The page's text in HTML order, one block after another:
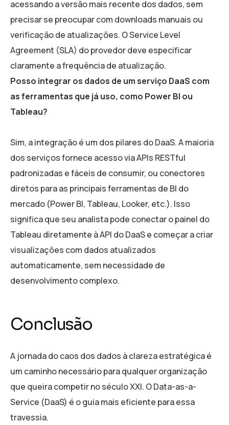
acessando a versão mais recente dos dados, sem
precisar se preocupar com downloads manuais ou
verificação de atualizações. O Service Level
Agreement (SLA) do provedor deve especificar
claramente a frequência de atualização.
Posso integrar os dados de um serviço DaaS com
as ferramentas que já uso, como Power BI ou
Tableau?
Sim, a integração é um dos pilares do DaaS. A maioria
dos serviços fornece acesso via APIs RESTful
padronizadas e fáceis de consumir, ou conectores
diretos para as principais ferramentas de BI do
mercado (Power BI, Tableau, Looker, etc.). Isso
significa que seu analista pode conectar o painel do
Tableau diretamente à API do DaaS e começar a criar
visualizações com dados atualizados
automaticamente, sem necessidade de
desenvolvimento complexo.
Conclusão
A jornada do caos dos dados à clareza estratégica é
um caminho necessário para qualquer organização
que queira competir no século XXI. O Data-as-a-
Service (DaaS) é o guia mais eficiente para essa
travessia.